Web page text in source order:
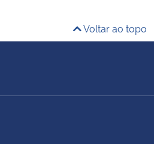
Voltar ao topo